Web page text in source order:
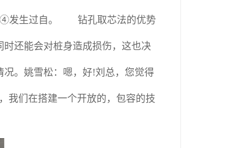
;④发生过自。 钻孔取芯法的优势
还能会对桩身造成损伤，这也决
。姚雪松：嗯，好!刘总，您觉得
我们在搭建一个开放的，包容的技